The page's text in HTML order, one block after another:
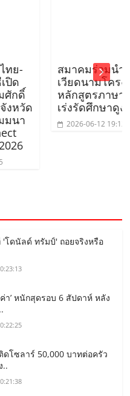
สมาคมร่วมนำนักศึก
เวียดนามโครงการ
หลักสูตรภาษาอังกฤษ
เร่งรัดศึกษาดูงาน
2026-06-12 19:12:38
'โดนัลด์ ทรัมป์' ถอยจริงหรือ
ค่า’ หนักสุดรอบ 6 สัปดาห์ หลัง
ดโซลาร์ 50,000 บาทต่อครัว
..